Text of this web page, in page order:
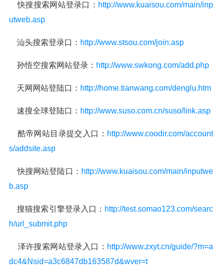
快搜搜索网站登录口： http://www.kuaisou.com/main/inp
utweb.asp
汕头搜索登录口： http://www.stsou.com/join.asp
孙悟空搜索网站登录： http://www.swkong.com/add.php
天网网站登陆口： http://home.tianwang.com/denglu.htm
速搜全球登陆口： http://www.suso.com.cn/suso/link.asp
酷帝网站目录提交入口： http://www.coodir.com/account
s/addsite.asp
快搜网站登陆口： http://www.kuaisou.com/main/inputwe
b.asp
搜猫搜索引擎登录入口： http://test.somao123.com/searc
h/url_submit.php
泽许搜索网站登录入口： http://www.zxyt.cn/guide/?m=a
dc4&Nsid=a3c6847db163587d&wver=t